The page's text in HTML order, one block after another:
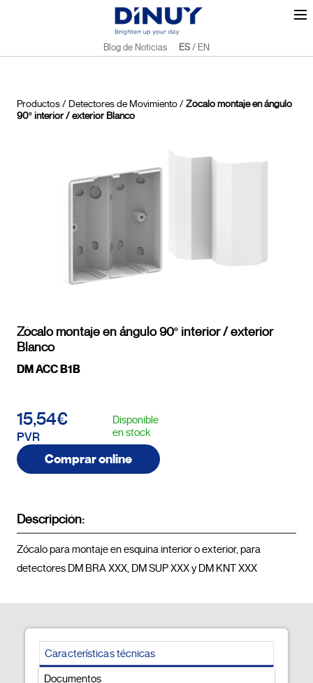
Blog de Noticias ES/ EN
Productos/ Detectores de Movimiento/ Zócalo montaje en ángulo
90º interior / exterior Blanco
Zócalo montaje en ángulo 90º interior / exterior
Blanco
DM ACC B1B
15,54€
PVR
Disponible
en stock
Comprar online
Descripción:
Zócalo para montaje en esquina interior o exterior, para
Características técnicas
Documentos